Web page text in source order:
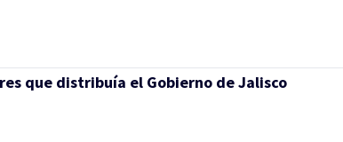
que distribuía el Gobierno de Jalisco